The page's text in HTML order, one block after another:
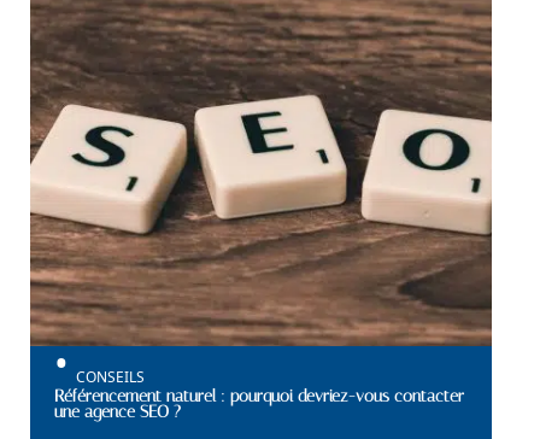
CONSEILS
Référencement naturel : pourquoi devriez-vous contacter
une agence SEO ?